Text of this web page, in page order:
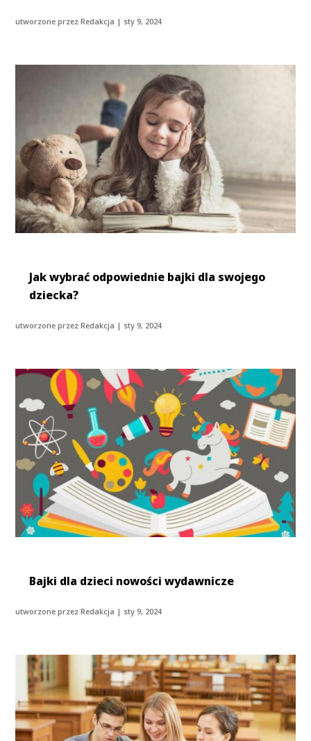
utworzone przezRedakcja | sty 9, 2024
Jak wybrać odpowiednie bajki dla swojego
dziecka?
utworzone przezRedakcja | sty 9, 2024
Bajki dla dzieci nowości wydawnicze
utworzone przezRedakcja | sty 9, 2024